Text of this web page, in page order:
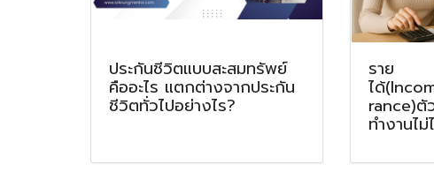
ประกันชีวิตแบบสะสมทรัพย์
คืออะไร แตกต่างจากประกัน
ชีวิตทั่วไปอย่างไร?
ราย
ได้
rance)ตั
ทำงานไม่